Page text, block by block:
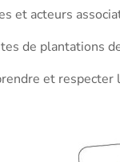
et acteurs
de plantations
et respecter